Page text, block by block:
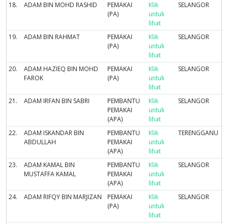
18. ADAM BIN MOHD RASHID
PEMAKAI
(PA)
Klik
untuk
lihat
SELANGOR
19. ADAM BIN RAHMAT
PEMAKAI
(PA)
Klik
untuk
lihat
SELANGOR
20.
ADAM HAZIEQ BIN MOHD
FAROK
PEMAKAI
(PA)
Klik
untuk
lihat
SELANGOR
21. ADAM IRFAN BIN SABRI
PEMBANTU
PEMAKAI
(APA)
Klik
untuk
lihat
SELANGOR
22.
ADAM ISKANDAR BIN
ABDULLAH
PEMBANTU
PEMAKAI
(APA)
Klik
untuk
lihat
TERENGGANU
23.
ADAM KAMAL BIN
MUSTAFFA KAMAL
PEMBANTU
PEMAKAI
(APA)
Klik
untuk
lihat
SELANGOR
24. ADAM RIFQY BIN MARJIZAN
PEMAKAI
(PA)
Klik
untuk
lihat
SELANGOR